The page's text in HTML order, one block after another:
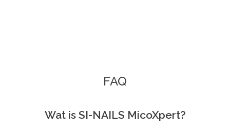
FAQ
Wat is SI-NAILS MicoXpert?